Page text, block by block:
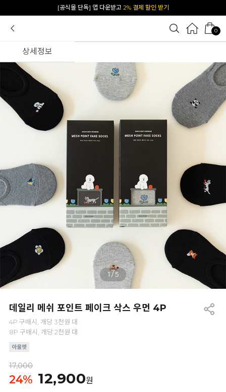
[공식몰 단독] 앱 다운받고 2% 결제 할인 받기
0
상세정보
1/5
데일리 메쉬 포인트 페이크 삭스 우먼 4P
4P 구매시, 개당 3천원 대
8P 구매시, 개당 2천원 대
17,000
24% 12,900원